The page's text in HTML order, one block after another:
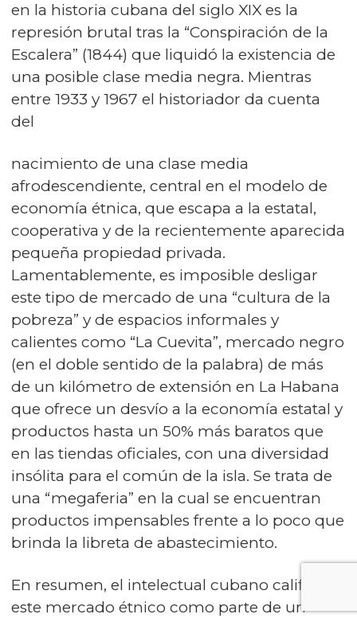
en la historia cubana del siglo XIX es la
represión brutal tras la “Conspiración de la
Escalera” (1844) que liquidó la existencia de
una posible clase media negra. Mientras
entre 1933 y 1967 el historiador da cuenta
del
nacimiento de una clase media
afrodescendiente, central en el modelo de
economía étnica, que escapa a la estatal,
cooperativa y de la recientemente aparecida
pequeña propiedad privada.
Lamentablemente, es imposible desligar
este tipo de mercado de una “cultura de la
pobreza” y de espacios informales y
calientes como “La Cuevita”, mercado negro
(en el doble sentido de la palabra) de más
de un kilómetro de extensión en La Habana
que ofrece un desvío a la economía estatal y
productos hasta un 50% más baratos que
en las tiendas oficiales, con una diversidad
insólita para el común de la isla. Se trata de
una “megaferia” en la cual se encuentran
productos impensables frente a lo poco que
brinda la libreta de abastecimiento.
En resumen, el intelectual cubano califica
este mercado étnico como parte de un